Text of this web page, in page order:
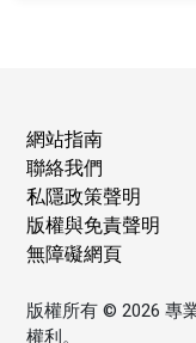
網站指南
聯絡我們
私隱政策聲明
版權與免責聲明
無障礙網頁
版權所有 © 2026 專
權利。